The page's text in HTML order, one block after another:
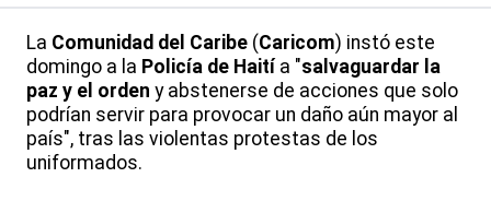
La Comunidad del Caribe (Caricom) instó este
domingo a la Policía de Haití a "salvaguardar la
paz y el orden y abstenerse de acciones que solo
podrían servir para provocar un daño aún mayor al
país", tras las violentas protestas de los
uniformados.